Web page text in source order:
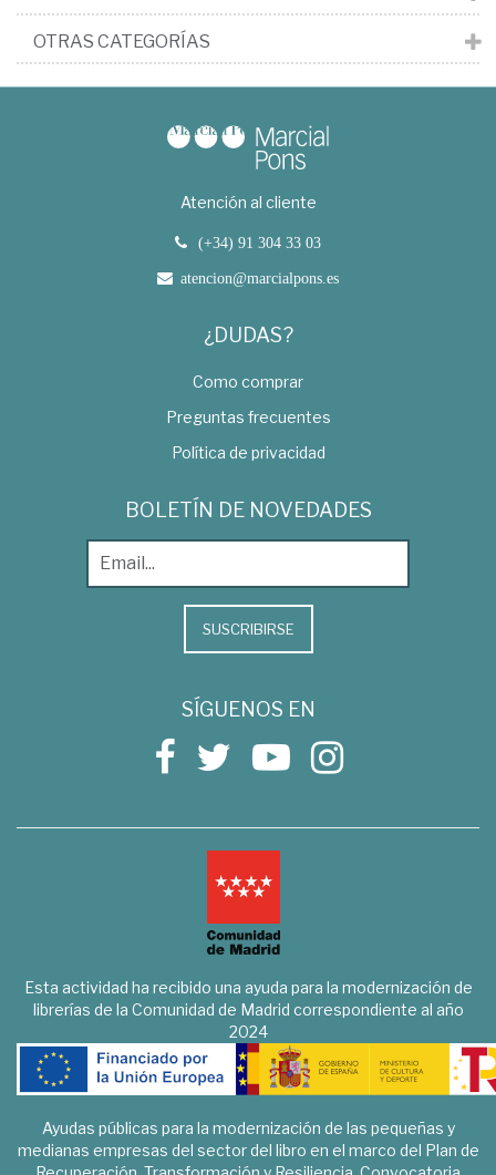
OTRAS CATEGORÍAS
Atención al cliente
(+34) 91 304 33 03
atencion@marcialpons.es
¿DUDAS?
Como comprar
Preguntas frecuentes
Política de privacidad
BOLETÍN DE NOVEDADES
SUSCRIBIRSE
SÍGUENOS EN
Esta actividad ha recibido una ayuda para la modernización de
librerías de la Comunidad de Madrid correspondiente al año
2024
Ayudas públicas para la modernización de las pequeñas y
medianas empresas del sector del libro en el marco del Plan de